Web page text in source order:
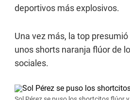
deportivos más explosivos.
Una vez más, la top
unos shorts naranja flúor de
sociales.